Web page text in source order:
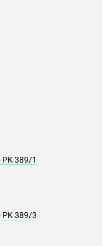
PK 389/1
PK 389/3